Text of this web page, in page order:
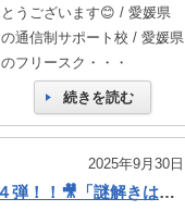
とうございます😊 / 愛媛県
の通信制サポート校 / 愛媛県
のフリースク・・・
続きを読む
2025年9月30日
🎥゛トライ映画館゛第４弾！！🎥「謎解きはディナーのあとで」鑑賞会！！🎬【横浜青葉台】